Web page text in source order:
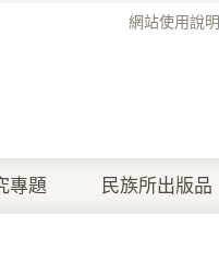
網站使用說明
專題 民族所出版品